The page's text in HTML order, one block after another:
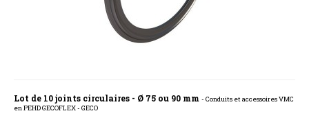
Lot de 10 joints circulaires - Ø 75 ou 90 mm - Conduits et accessoires VMC
en PEHD GECOFLEX - GECO